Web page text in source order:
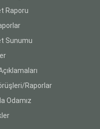
Raporu
Sunumu
Raporlar
Odamız